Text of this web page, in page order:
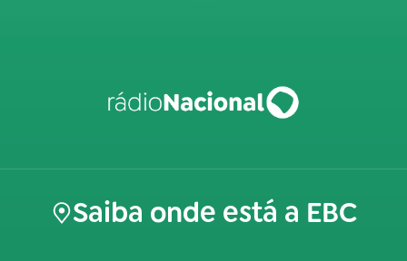
Saiba onde está a EBC